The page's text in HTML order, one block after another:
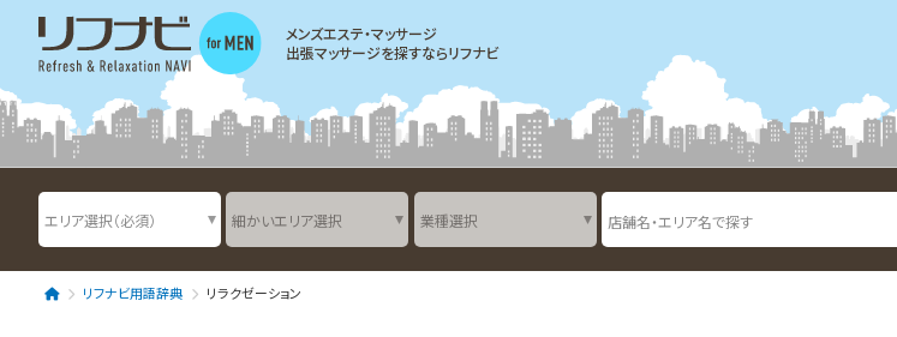
メンズエステ・マッサージ
出張マッサージを探すならリフナビ
リフナビ用語辞典 リラクゼーション